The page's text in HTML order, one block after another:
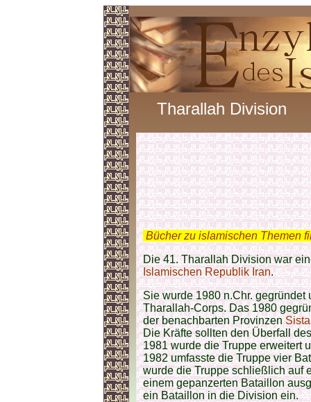
Tharallah Division
Bücher zu islamischen Themen
Die 41. Tharallah Division war
Islamischen Republik Iran.
Sie wurde 1980 n.Chr.
Tharallah-Corps. Das 1980
der benachbarten Provinzen
Die Kräfte sollten den Überfall
1981 wurde die Truppe erweitert
1982 umfasste die Truppe vier
wurde die Truppe schließlich auf
einem gepanzerten Bataillon
ein Bataillon in die Division ein.